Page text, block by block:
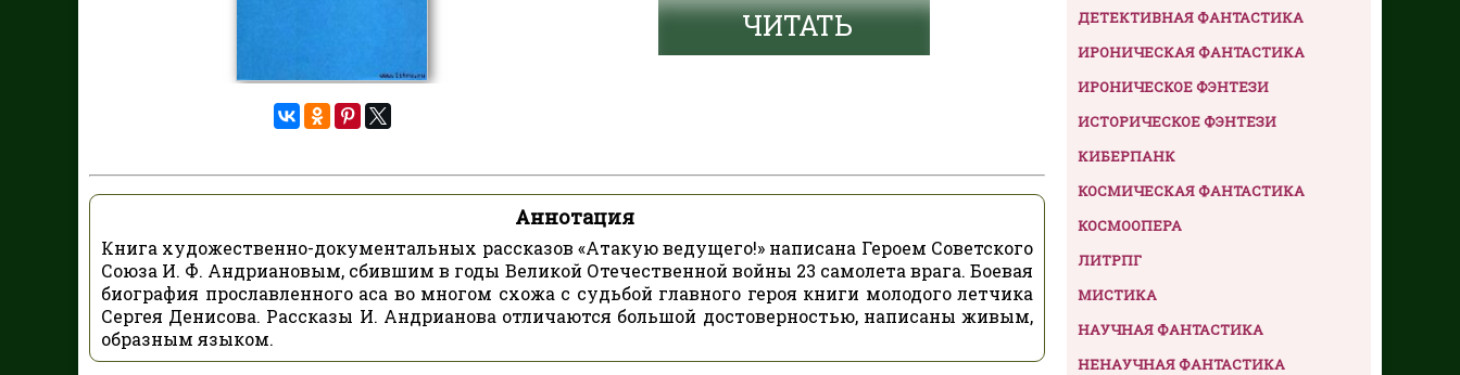
ЧИТАТЬ
Аннотация
Книга художественно-документальных рассказов «Атакую ведущего!» написана Героем Советского
Союза И. Ф. Андриановым, сбившим в годы Великой Отечественной войны 23 самолета врага. Боевая
биография прославленного аса во многом схожа с судьбой главного героя книги молодого летчика
Сергея Денисова. Рассказы И. Андрианова отличаются большой достоверностью, написаны живым,
образным языком.
ДЕТЕКТИВНАЯ ФАНТАСТИКА
ИРОНИЧЕСКАЯ ФАНТАСТИКА
ИРОНИЧЕСКОЕ ФЭНТЕЗИ
ИСТОРИЧЕСКОЕ ФЭНТЕЗИ
КИБЕРПАНК
КОСМИЧЕСКАЯ ФАНТАСТИКА
КОСМООПЕРА
ЛИТРПГ
МИСТИКА
НАУЧНАЯ ФАНТАСТИКА
НЕНАУЧНАЯ ФАНТАСТИКА